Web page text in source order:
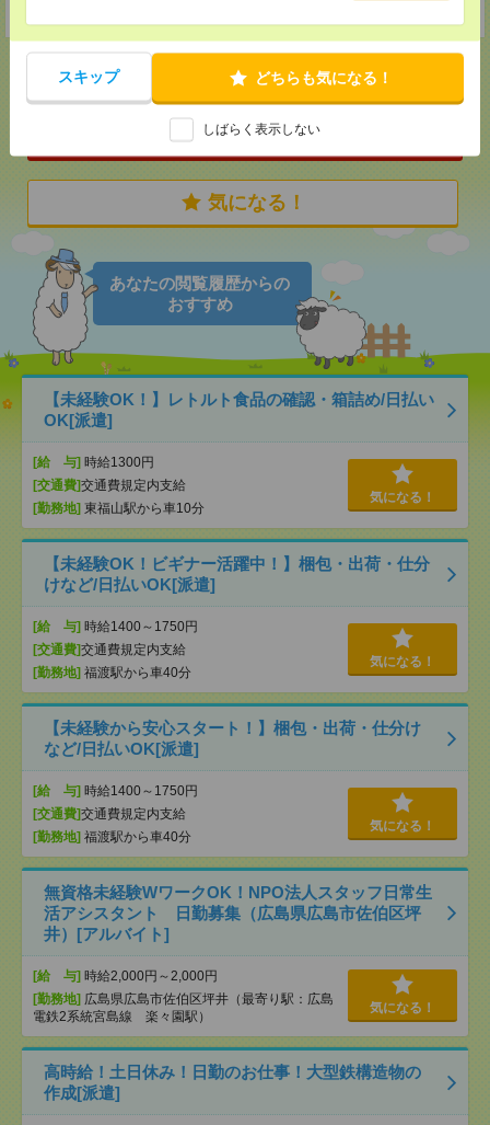
スキップ どちらも気になる！
しばらく表示しない
応募ページへ
気になる！
あなたの閲覧履歴からの
おすすめ
【未経験OK！】レトルト食品の確認・箱詰め/日払い
OK[派遣]
[給 与] 時給1300円
[交通費]交通費規定内支給
[勤務地] 東福山駅から車10分
気になる！
【未経験OK！ビギナー活躍中！】梱包・出荷・仕分
けなど/日払いOK[派遣]
[給 与] 時給1400～1750円
[交通費]交通費規定内支給
[勤務地] 福渡駅から車40分
気になる！
【未経験から安心スタート！】梱包・出荷・仕分け
など/日払いOK[派遣]
[給 与] 時給1400～1750円
[交通費]交通費規定内支給
[勤務地] 福渡駅から車40分
気になる！
無資格未経験WワークOK！NPO法人スタッフ日常生
活アシスタント 日勤募集（広島県広島市佐伯区坪
井）[アルバイト]
[給 与] 時給2,000円～2,000円
[勤務地] 広島県広島市佐伯区坪井（最寄り駅：広島
電鉄2系統宮島線 楽々園駅）
気になる！
高時給！土日休み！日勤のお仕事！大型鉄構造物の
作成[派遣]